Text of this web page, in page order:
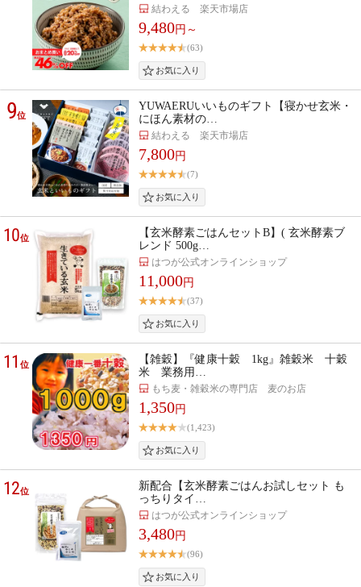
結わえる 楽天市場店
9,480円～
(63)
9位
YUWAERUいいものギフト【寝かせ玄米・
にほん素材の…
結わえる 楽天市場店
7,800円
(7)
10位
【玄米酵素ごはんセットB】( 玄米酵素ブ
レンド 500g…
はつが公式オンラインショップ
11,000円
(37)
11位
【雑穀】『健康十穀 1kg』雑穀米 十穀
米 業務用…
もち麦・雑穀米の専門店 麦のお店
1,350円
(1,423)
12位
新配合【玄米酵素ごはんお試しセット も
っちりタイ…
はつが公式オンラインショップ
3,480円
(96)